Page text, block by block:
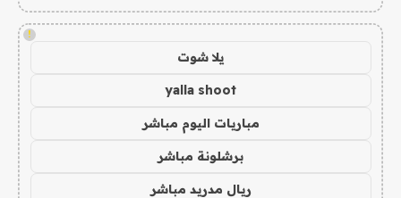
!
يلا شوت
yalla shoot
مباريات اليوم مباشر
برشلونة مباشر
ريال مدريد مباشر